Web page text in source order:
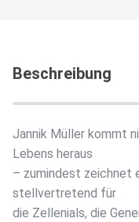
Beschreibung
Jannik Müller kommt
Lebens heraus
– zumindest zeichnet
stellvertretend für
die Zellenials, die